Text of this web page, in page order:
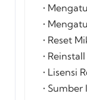
•
•
• Reset
•
• Lisensi
•